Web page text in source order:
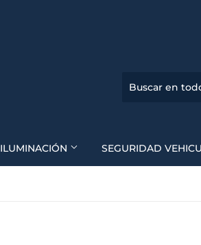
ILUMINACIÓN SEGURIDAD